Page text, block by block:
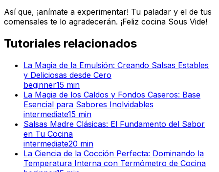
Así que, ¡anímate a experimentar! Tu paladar y el de tus
comensales te lo agradecerán. ¡Feliz cocina Sous Vide!
Tutoriales relacionados
La Magia de la Emulsión: Creando Salsas Estables
y Deliciosas desde Cero
beginner15 min
La Magia de los Caldos y Fondos Caseros: Base
Esencial para Sabores Inolvidables
intermediate15 min
Salsas Madre Clásicas: El Fundamento del Sabor
en Tu Cocina
intermediate20 min
La Ciencia de la Cocción Perfecta: Dominando la
Temperatura Interna con Termómetro de Cocina